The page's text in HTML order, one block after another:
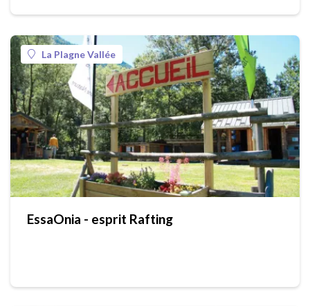
La Plagne Vallée
EssaOnia - esprit Rafting